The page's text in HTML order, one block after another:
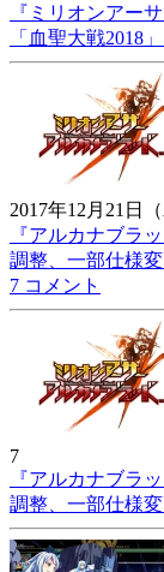
『ミリオンアー
「血聖大戦2018
2017年12月21日（
『アルカナブラ
調整、一部仕様
7 コメント
7
『アルカナブラ
調整、一部仕様